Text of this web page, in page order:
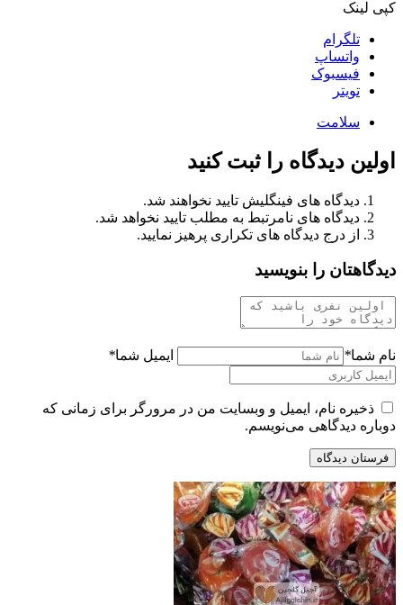
کپی لینک
تلگرام
واتساپ
فیسبوک
تویتر
سلامت
اولین دیدگاه را ثبت کنید
دیدگاه های فینگلیش تایید نخواهند شد.
دیدگاه های نامرتبط به مطلب تایید نخواهد شد.
از درج دیدگاه های تکراری پرهیز نمایید.
دیدگاهتان را بنویسید
نام شما* ایمیل شما*
ذخیره نام، ایمیل و وبسایت من در مرورگر برای زمانی که
دوباره دیدگاهی می‌نویسم.